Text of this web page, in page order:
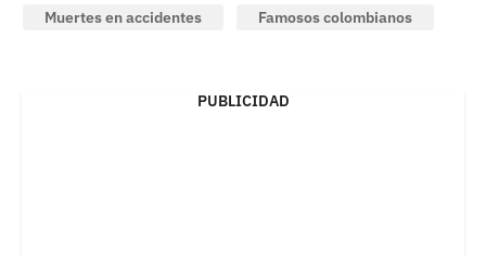
Muertes en accidentes
Famosos colombianos
PUBLICIDAD